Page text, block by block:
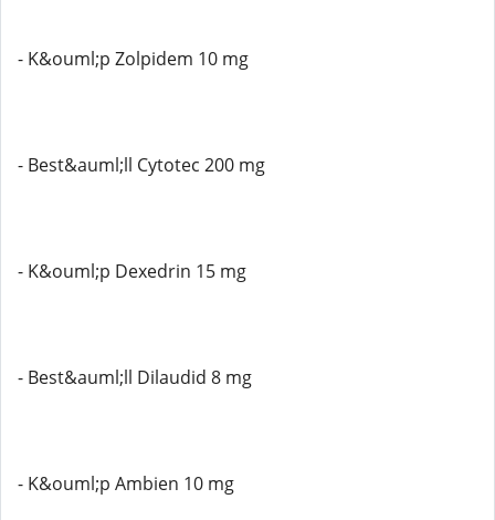
- K&ouml;p Zolpidem 10 mg
- Best&auml;ll Cytotec 200 mg
- K&ouml;p Dexedrin 15 mg
- Best&auml;ll Dilaudid 8 mg
- K&ouml;p Ambien 10 mg